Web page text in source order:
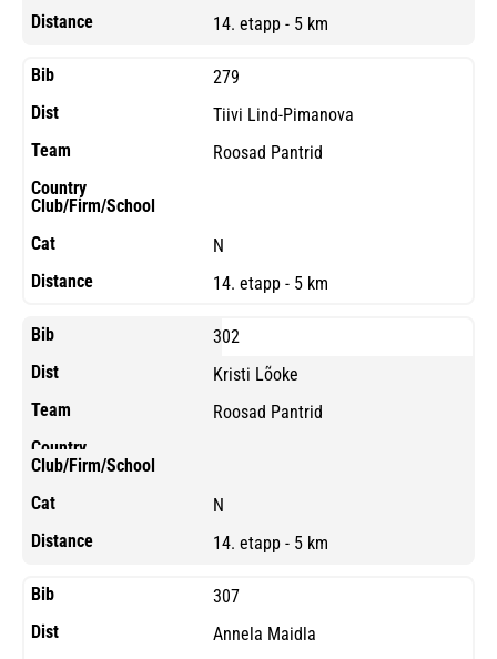
14. etapp - 5 km
279
Tiivi Lind-Pimanova
Roosad Pantrid
N
14. etapp - 5 km
302
Kristi Lõoke
Roosad Pantrid
N
14. etapp - 5 km
307
Annela Maidla